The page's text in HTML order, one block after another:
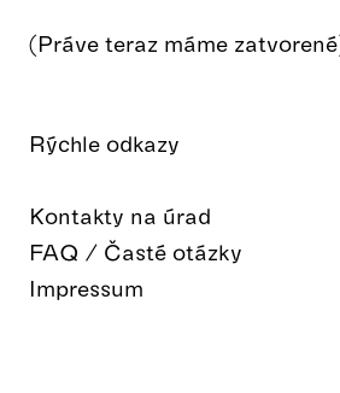
Rýchle odkazy
Kontakty na úrad
FAQ / Časté otázky
Impressum
(Práve teraz máme